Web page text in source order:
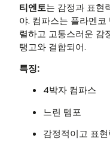
티엔토는 감정과 표현
야. 컴파스는 플라멘
렬하고 고통스러운 감
탱고와 결합되어.
특징:
4박자 컴파스
느린 템포
감정적이고 표